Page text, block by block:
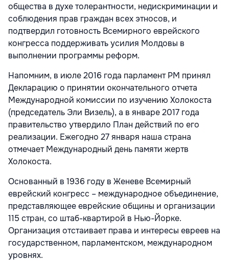
общества в духе толерантности, недискриминации и
соблюдения прав граждан всех этносов, и
подтвердил готовность Всемирного еврейского
конгресса поддерживать усилия Молдовы в
выполнении программы реформ.
Напомним, в июле 2016 года парламент РМ принял
Декларацию о принятии окончательного отчета
Международной комиссии по изучению Холокоста
(председатель Эли Визель), а в январе 2017 года
правительство утвердило План действий по его
реализации. Ежегодно 27 января наша страна
отмечает Международный день памяти жертв
Холокоста.
Основанный в 1936 году в Женеве Всемирный
еврейский конгресс – международное объединение,
представляющее еврейские общины и организации
115 стран, со штаб-квартирой в Нью-Йорке.
Организация отстаивает права и интересы евреев на
государственном, парламентском, международном
уровнях.